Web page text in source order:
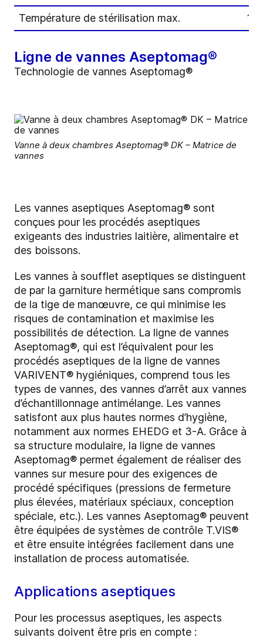
Température de stérilisation max.
Ligne de vannes Aseptomag®
Technologie de vannes Aseptomag®
Vanne à deux chambres Aseptomag® DK – Matrice de
vannes
Les vannes aseptiques Aseptomag® sont
conçues pour les procédés aseptiques
exigeants des industries laitière, alimentaire et
des boissons.
Les vannes à soufflet aseptiques se distinguent
de par la garniture hermétique sans compromis
de la tige de manœuvre, ce qui minimise les
risques de contamination et maximise les
possibilités de détection. La ligne de vannes
Aseptomag®, qui est l’équivalent pour les
procédés aseptiques de la ligne de vannes
VARIVENT® hygiéniques, comprend tous les
types de vannes, des vannes d’arrêt aux vannes
d’échantillonnage antimélange. Les vannes
satisfont aux plus hautes normes d’hygiène,
notamment aux normes EHEDG et 3-A. Grâce à
sa structure modulaire, la ligne de vannes
Aseptomag® permet également de réaliser des
vannes sur mesure pour des exigences de
procédé spécifiques (pressions de fermeture
plus élevées, matériaux spéciaux, conception
spéciale, etc.). Les vannes Aseptomag® peuvent
être équipées de systèmes de contrôle T.VIS®
et être ensuite intégrées facilement dans une
installation de process automatisée.
Applications aseptiques
Pour les processus aseptiques, les aspects
suivants doivent être pris en compte :